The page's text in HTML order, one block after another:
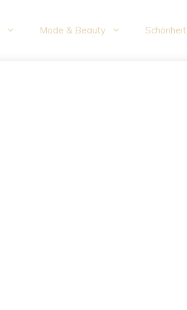
Mode & Beauty Schönheit